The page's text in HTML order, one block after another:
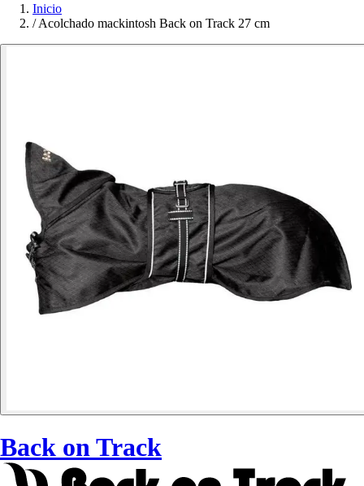
Inicio
/ Acolchado mackintosh Back on Track 27 cm
Back on Track